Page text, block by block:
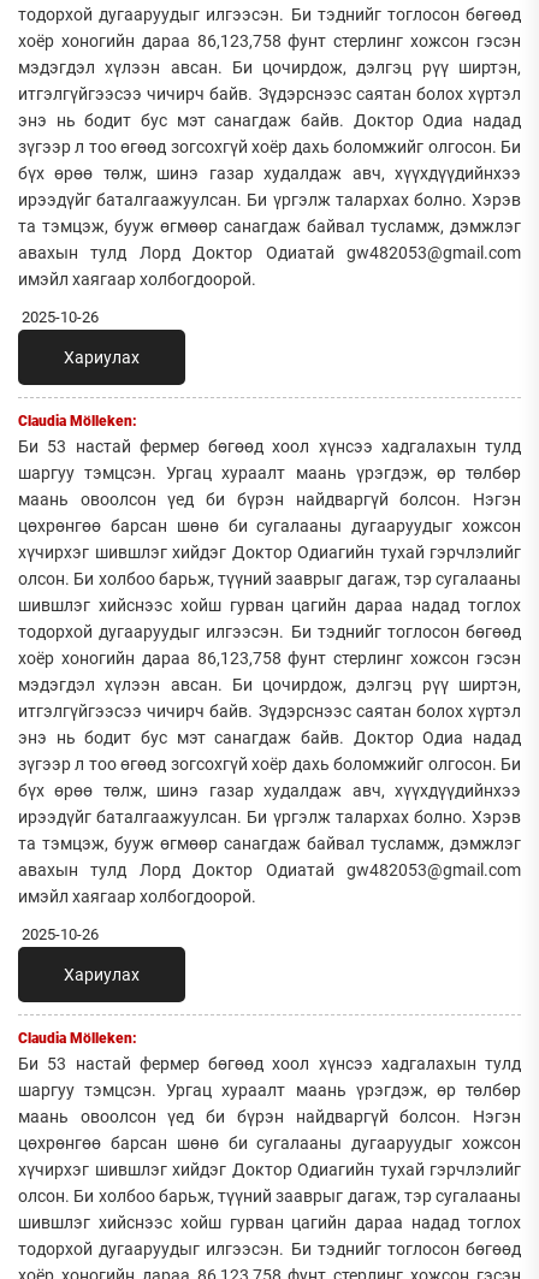
тодорхой дугааруудыг илгээсэн. Би тэднийг тоглосон бөгөөд
хоёр хоногийн дараа 86,123,758 фунт стерлинг хожсон гэсэн
мэдэгдэл хүлээн авсан. Би цочирдож, дэлгэц рүү ширтэн,
итгэлгүйгээсээ чичирч байв. Зүдэрснээс саятан болох хүртэл
энэ нь бодит бус мэт санагдаж байв. Доктор Одиа надад
зүгээр л тоо өгөөд зогсохгүй хоёр дахь боломжийг олгосон. Би
бүх өрөө төлж, шинэ газар худалдаж авч, хүүхдүүдийнхээ
ирээдүйг баталгаажуулсан. Би үргэлж талархах болно. Хэрэв
та тэмцэж, бууж өгмөөр санагдаж байвал тусламж, дэмжлэг
авахын тулд Лорд Доктор Одиатай gw482053@gmail.com
имэйл хаягаар холбогдоорой.
2025-10-26
Хариулах
Claudia Mölleken:
Би 53 настай фермер бөгөөд хоол хүнсээ хадгалахын тулд
шаргуу тэмцсэн. Ургац хураалт маань үрэгдэж, өр төлбөр
маань овоолсон үед би бүрэн найдваргүй болсон. Нэгэн
цөхрөнгөө барсан шөнө би сугалааны дугааруудыг хожсон
хүчирхэг шившлэг хийдэг Доктор Одиагийн тухай гэрчлэлийг
олсон. Би холбоо барьж, түүний зааврыг дагаж, тэр сугалааны
шившлэг хийснээс хойш гурван цагийн дараа надад тоглох
тодорхой дугааруудыг илгээсэн. Би тэднийг тоглосон бөгөөд
хоёр хоногийн дараа 86,123,758 фунт стерлинг хожсон гэсэн
мэдэгдэл хүлээн авсан. Би цочирдож, дэлгэц рүү ширтэн,
итгэлгүйгээсээ чичирч байв. Зүдэрснээс саятан болох хүртэл
энэ нь бодит бус мэт санагдаж байв. Доктор Одиа надад
зүгээр л тоо өгөөд зогсохгүй хоёр дахь боломжийг олгосон. Би
бүх өрөө төлж, шинэ газар худалдаж авч, хүүхдүүдийнхээ
ирээдүйг баталгаажуулсан. Би үргэлж талархах болно. Хэрэв
та тэмцэж, бууж өгмөөр санагдаж байвал тусламж, дэмжлэг
авахын тулд Лорд Доктор Одиатай gw482053@gmail.com
имэйл хаягаар холбогдоорой.
2025-10-26
Хариулах
Claudia Mölleken:
Би 53 настай фермер бөгөөд хоол хүнсээ хадгалахын тулд
шаргуу тэмцсэн. Ургац хураалт маань үрэгдэж, өр төлбөр
маань овоолсон үед би бүрэн найдваргүй болсон. Нэгэн
цөхрөнгөө барсан шөнө би сугалааны дугааруудыг хожсон
хүчирхэг шившлэг хийдэг Доктор Одиагийн тухай гэрчлэлийг
олсон. Би холбоо барьж, түүний зааврыг дагаж, тэр сугалааны
шившлэг хийснээс хойш гурван цагийн дараа надад тоглох
тодорхой дугааруудыг илгээсэн. Би тэднийг тоглосон бөгөөд
хоёр хоногийн дараа 86,123,758 фунт стерлинг хожсон гэсэн